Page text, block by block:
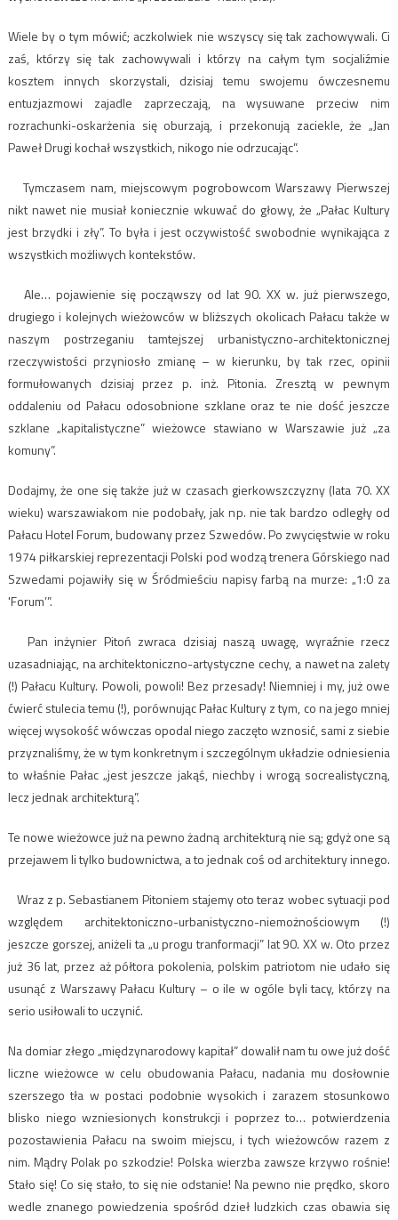
Wiele by o tym mówić; aczkolwiek nie wszyscy się tak zachowywali. Ci
zaś, którzy się tak zachowywali i którzy na całym tym socjaliźmie
kosztem innych skorzystali, dzisiaj temu swojemu ówczesnemu
entuzjazmowi zajadle zaprzeczają, na wysuwane przeciw nim
rozrachunki-oskarżenia się oburzają, i przekonują zaciekle, że „Jan
Paweł Drugi kochał wszystkich, nikogo nie odrzucając”.
Tymczasem nam, miejscowym pogrobowcom Warszawy Pierwszej
nikt nawet nie musiał koniecznie wkuwać do głowy, że „Pałac Kultury
jest brzydki i zły”. To była i jest oczywistość swobodnie wynikająca z
wszystkich możliwych kontekstów.
Ale… pojawienie się począwszy od lat 90. XX w. już pierwszego,
drugiego i kolejnych wieżowców w bliższych okolicach Pałacu także w
naszym postrzeganiu tamtejszej urbanistyczno-architektonicznej
rzeczywistości przyniosło zmianę – w kierunku, by tak rzec, opinii
formułowanych dzisiaj przez p. inż. Pitonia. Zresztą w pewnym
oddaleniu od Pałacu odosobnione szklane oraz te nie dość jeszcze
szklane „kapitalistyczne” wieżowce stawiano w Warszawie już „za
komuny”.
Dodajmy, że one się także już w czasach gierkowszczyzny (lata 70. XX
wieku) warszawiakom nie podobały, jak np. nie tak bardzo odległy od
Pałacu Hotel Forum, budowany przez Szwedów. Po zwycięstwie w roku
1974 piłkarskiej reprezentacji Polski pod wodzą trenera Górskiego nad
Szwedami pojawiły się w Śródmieściu napisy farbą na murze: „1:0 za
'Forum’”.
Pan inżynier Pitoń zwraca dzisiaj naszą uwagę, wyraźnie rzecz
uzasadniając, na architektoniczno-artystyczne cechy, a nawet na zalety
(!) Pałacu Kultury. Powoli, powoli! Bez przesady! Niemniej i my, już owe
ćwierć stulecia temu (!), porównując Pałac Kultury z tym, co na jego mniej
więcej wysokość wówczas opodal niego zaczęto wznosić, sami z siebie
przyznaliśmy, że w tym konkretnym i szczególnym układzie odniesienia
to właśnie Pałac „jest jeszcze jakąś, niechby i wrogą socrealistyczną,
lecz jednak architekturą”.
Te nowe wieżowce już na pewno żadną architekturą nie są; gdyż one są
przejawem li tylko budownictwa, a to jednak coś od architektury innego.
Wraz z p. Sebastianem Pitoniem stajemy oto teraz wobec sytuacji pod
względem architektoniczno-urbanistyczno-niemożnościowym (!)
jeszcze gorszej, aniżeli ta „u progu tranformacji” lat 90. XX w. Oto przez
już 36 lat, przez aż półtora pokolenia, polskim patriotom nie udało się
usunąć z Warszawy Pałacu Kultury – o ile w ogóle byli tacy, którzy na
serio usiłowali to uczynić.
Na domiar złego „międzynarodowy kapitał” dowalił nam tu owe już dość
liczne wieżowce w celu obudowania Pałacu, nadania mu dosłownie
szerszego tła w postaci podobnie wysokich i zarazem stosunkowo
blisko niego wzniesionych konstrukcji i poprzez to… potwierdzenia
pozostawienia Pałacu na swoim miejscu, i tych wieżowców razem z
nim. Mądry Polak po szkodzie! Polska wierzba zawsze krzywo rośnie!
Stało się! Co się stało, to się nie odstanie! Na pewno nie prędko, skoro
wedle znanego powiedzenia spośród dzieł ludzkich czas obawia się